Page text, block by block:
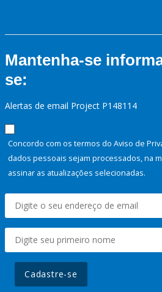
Mantenha-se
se:
Alertas de email Project P148114
Concordo com os termos do Aviso de
dados pessoais sejam processados, na
assinar as atualizações selecionadas.
Cadastre-se